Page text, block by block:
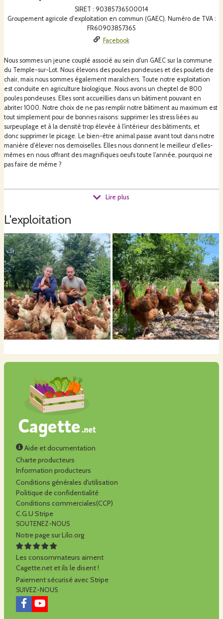
SIRET : 90385736500014
Groupement agricole d'exploitation en commun (GAEC). Numéro de TVA :
FR60903857365
Facebook
Nous sommes un jeune couplé associé au sein d'un GAEC sur la commune
du Temple-sur-Lot. Nous élevons des poules pondeuses et des poulets de
chair, mais nous sommes également maraîchers. Toute notre exploitation
est conduite en agriculture biologique. Nous avons un cheptel de 800
poules pondeuses. Elles sont accueillies dans un bâtiment pouvant en
abriter 1000. Notre choix de ne pas remplir notre bâtiment au maximum est
tout simplement pour de bonnes raisons: supprimer les stress liées au
surpeuplage et à la densité trop élevée à l'intérieur des bâtiments, et
donc supprimer le picage. Le bien-être animal passe avant tout dans notre
manière d'élever nos demoiselles. Elles nous donnent le meilleur d'elles-
mêmes en nous offrant des magnifiques oeufs toute l'année, pourquoi ne
pas faire de même ?
Lire plus
L'exploitation
Aide et documentation
Charte producteurs
Information producteurs
Conditions générales d'utilisation
Politique de confidentialité
Conditions commerciales(CCP)
C.G.U Stripe
SOUTENEZ-NOUS
Notre page sur Lilo.org
Les consommateurs aiment
Cagette.net et ils le disent !
Paiement sécurisé avec Stripe
SUIVEZ-NOUS